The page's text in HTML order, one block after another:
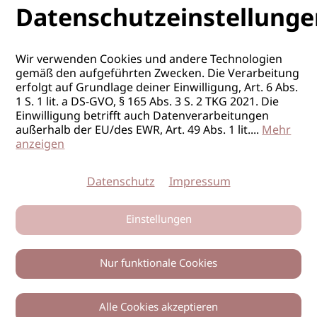
Wir verwenden Cookies und andere Technologien
gemäß den aufgeführten Zwecken. Die Verarbeitung
erfolgt auf Grundlage deiner Einwilligung, Art. 6 Abs.
1 S. 1 lit. a DS-GVO, § 165 Abs. 3 S. 2 TKG 2021. Die
Einwilligung betrifft auch Datenverarbeitungen
außerhalb der EU/des EWR, Art. 49 Abs. 1 lit....Mehr
anzeigen
Datenschutz Impressum
Einstellungen
Nur funktionale Cookies
Alle Cookies akzeptieren